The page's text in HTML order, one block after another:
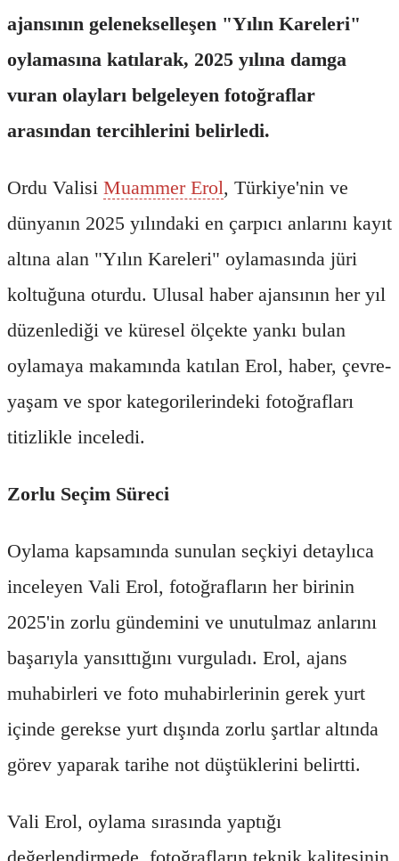
ajansının gelenekselleşen "Yılın Kareleri"
oylamasına katılarak, 2025 yılına damga
vuran olayları belgeleyen fotoğraflar
arasından tercihlerini belirledi.
Ordu Valisi Muammer Erol, Türkiye'nin ve
dünyanın 2025 yılındaki en çarpıcı anlarını kayıt
altına alan "Yılın Kareleri" oylamasında jüri
koltuğuna oturdu. Ulusal haber ajansının her yıl
düzenlediği ve küresel ölçekte yankı bulan
oylamaya makamında katılan Erol, haber, çevre-
yaşam ve spor kategorilerindeki fotoğrafları
titizlikle inceledi.
Zorlu Seçim Süreci
Oylama kapsamında sunulan seçkiyi detaylıca
inceleyen Vali Erol, fotoğrafların her birinin
2025'in zorlu gündemini ve unutulmaz anlarını
başarıyla yansıttığını vurguladı. Erol, ajans
muhabirleri ve foto muhabirlerinin gerek yurt
içinde gerekse yurt dışında zorlu şartlar altında
görev yaparak tarihe not düştüklerini belirtti.
Vali Erol, oylama sırasında yaptığı